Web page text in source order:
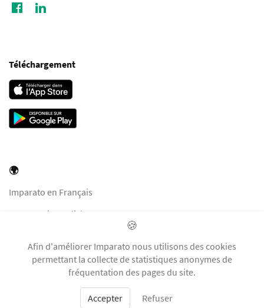
Téléchargement
🌍
Imparato en Français
Imparato in English
Imparato auf Deutsch
🍪
Afin d'améliorer Imparato nous utilisons des cookies
permettant la collecte de statistiques anonymes de
fréquentation des pages du site.
Accepter Refuser